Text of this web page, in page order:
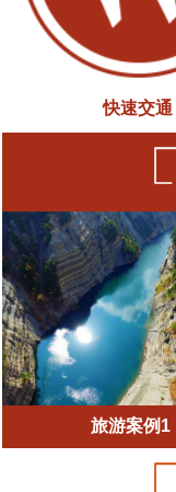
快速交通
旅游案例1